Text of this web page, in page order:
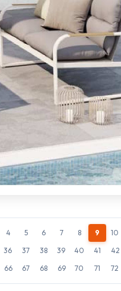
4 5 6 7 8 9 10
36 37 38 39 40 41 42
66 67 68 69 70 71 72